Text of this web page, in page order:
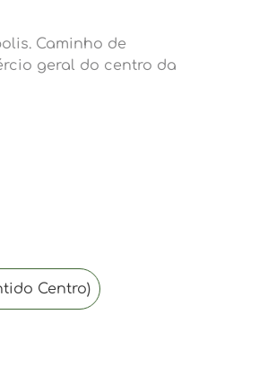
Caminho de
geral do centro da
Centro)